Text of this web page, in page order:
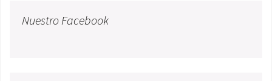
Nuestro Facebook